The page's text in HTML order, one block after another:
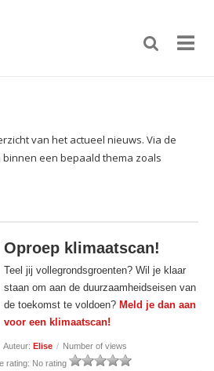
van het actueel nieuws. Via de
een bepaald thema zoals
Oproep klimaatscan!
Teel jij vollegrondsgroenten? Wil je klaar
staan om aan de duurzaamheidseisen van
de toekomst te voldoen? Meld je dan aan
voor een klimaatscan!
Auteur: Elise / Number of views
rating: No rating